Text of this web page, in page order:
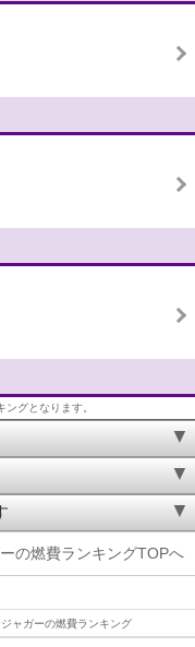
グとなります。
の燃費ランキングTOPへ
ジャガーの燃費ランキング